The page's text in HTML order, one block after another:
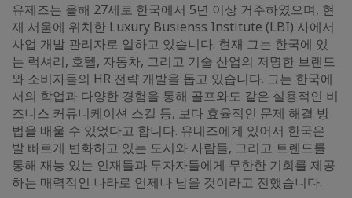
유제즈는 올해 27세로 한국에서 5년 이상 거주하였으며, 현
재 서울에 위치한 Luxury Busienss Institute (LBI) 사에서
사업 개발 관리자로 일하고 있습니다. 현재 그는 한국에 있
는 럭셔리, 호텔, 자동차, 그리고 기술 산업의 저명한 브랜드
와 소비자들의 HR 전략 개발을 돕고 있습니다. 그는 한국에
서의 학업과 다양한 경험을 통해 골프와도 같은 실용적인 비
즈니스 커뮤니케이션 스킬 등, 보다 효율적인 문제 해결 방
법을 배울 수 있었다고 합니다. 유네즈에게 있어서 한국은
발 빠르게 변화하고 있는 도시와 사람들, 그리고 트렌드를
통해 재능 있는 인재들과 투자자들에게 무한한 기회를 제공
하는 매력적인 나라로 언제나 남을 것이라고 전했습니다.